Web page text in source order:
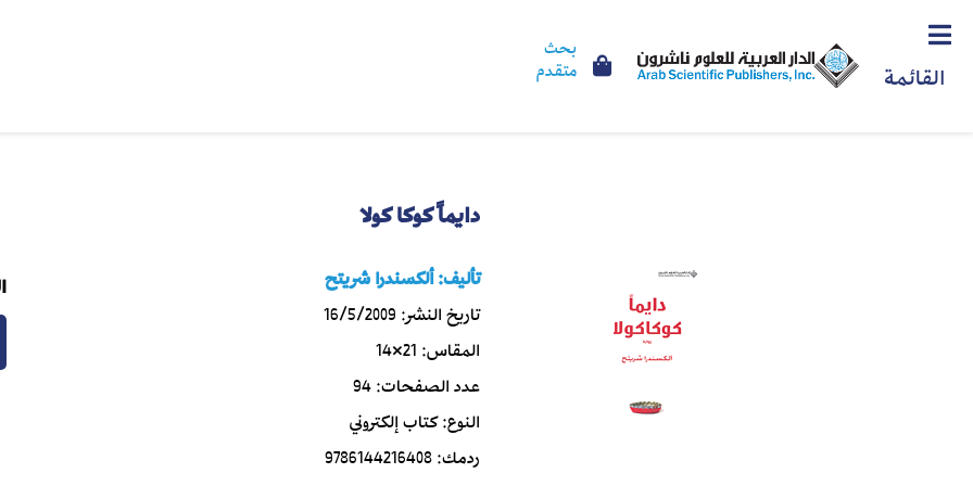
القائمة
بحث
متقدم
دايماً كوكا كولا
تأليف:ألكسندرا شريتح
تاريخ النشر:16/5/2009
المقاس:21×14
عدد الصفحات:94
النوع:كتاب إلكتروني
ردمك:9786144216408